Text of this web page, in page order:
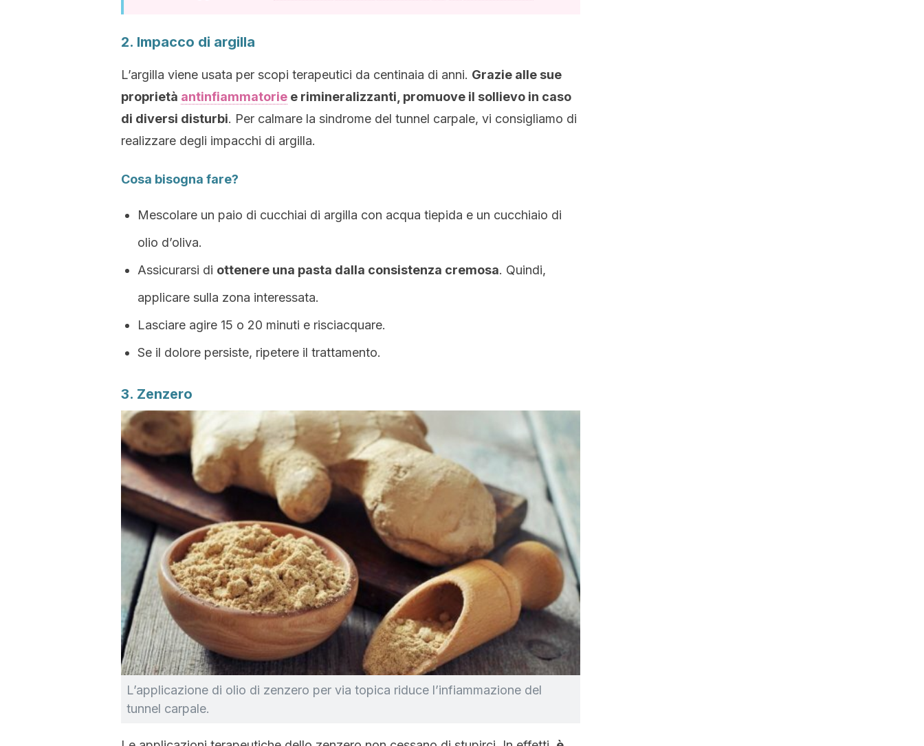
2. Impacco di argilla
L’argilla viene usata per scopi terapeutici da centinaia di anni. Grazie alle sue
proprietà antinfiammatorie e rimineralizzanti, promuove il sollievo in caso
di diversi disturbi. Per calmare la sindrome del tunnel carpale, vi consigliamo di
realizzare degli impacchi di argilla.
Cosa bisogna fare?
Mescolare un paio di cucchiai di argilla con acqua tiepida e un cucchiaio di
olio d’oliva.
Assicurarsi di ottenere una pasta dalla consistenza cremosa. Quindi,
applicare sulla zona interessata.
Lasciare agire 15 o 20 minuti e risciacquare.
Se il dolore persiste, ripetere il trattamento.
3. Zenzero
L’applicazione di olio di zenzero per via topica riduce l’infiammazione del
tunnel carpale.